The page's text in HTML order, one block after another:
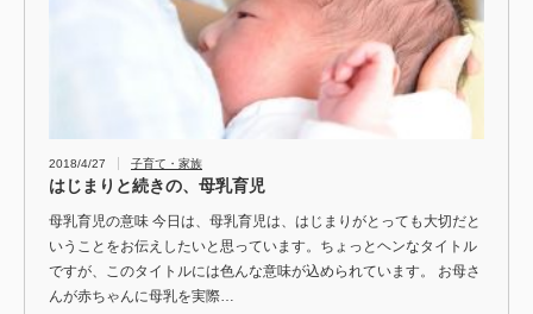
2018/4/27 子育て・家族
はじまりと続きの、母乳育児
母乳育児の意味 今日は、母乳育児は、はじまりがとっても大切だと
いうことをお伝えしたいと思っています。ちょっとヘンなタイトル
ですが、このタイトルには色んな意味が込められています。 お母さ
んが赤ちゃんに母乳を実際…